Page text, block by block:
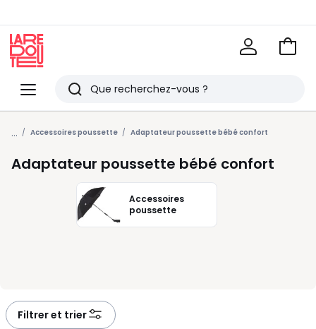
Menu
Redoute
Rechercher
Derniers
articles
vus
Voir
... Accessoires poussette Adaptateur poussette bébé confort
Adaptateur poussette bébé confort
Accessoires
poussette
Filtrer et trier